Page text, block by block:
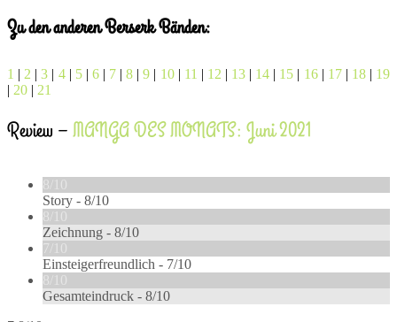
Zu den anderen Berserk Bänden:
1 | 2 |3 | 4| 5| 6| 7 |8 |9 | 10| 11 | 12 | 13 | 14 | 15 | 16| 17| 18| 19
| 20 | 21
Review –MANGA DES MONATS: Juni 2021
8/10
Story - 8/10
8/10
Zeichnung - 8/10
7/10
Einsteigerfreundlich - 7/10
8/10
Gesamteindruck - 8/10